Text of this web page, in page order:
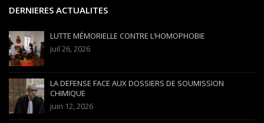
DERNIERES ACTUALITES
LUTTE MÉMORIELLE CONTRE L’HOMOPHOBIE
juil 26, 2026
LA DEFENSE FACE AUX DOSSIERS DE SOUMISSION
CHIMIQUE
juin 12, 2026